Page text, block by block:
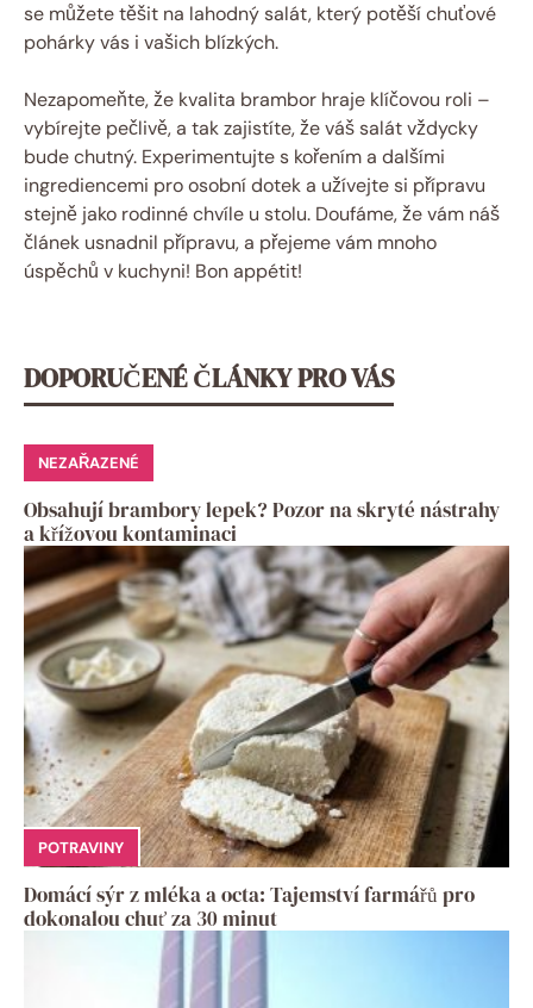
se můžete těšit na lahodný salát, který potěší chuťové
pohárky vás i vašich blízkých.
Nezapomeňte, že kvalita brambor hraje klíčovou roli –
vybírejte pečlivě, a tak zajistíte, že váš salát vždycky
bude chutný. Experimentujte s kořením a dalšími
ingrediencemi pro osobní dotek a užívejte si přípravu
stejně jako rodinné chvíle u stolu. Doufáme, že vám náš
článek usnadnil přípravu, a přejeme vám mnoho
úspěchů v kuchyni! Bon appétit!
DOPORUČENÉ ČLÁNKY PRO VÁS
NEZAŘAZENÉ
Obsahují brambory lepek? Pozor na skryté nástrahy
a křížovou kontaminaci
POTRAVINY
Domácí sýr z mléka a octa: Tajemství farmářů pro
dokonalou chuť za 30 minut